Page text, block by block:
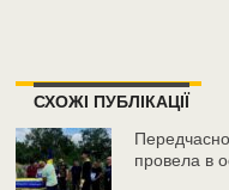
СХОЖІ ПУБЛІКАЦІЇ
провела в